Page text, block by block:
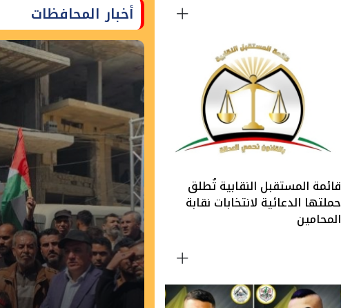
قائمة المستقبل النقابية تُطلق
حملتها الدعائية لانتخابات نقابة
المحامين
أخبار المحافظات